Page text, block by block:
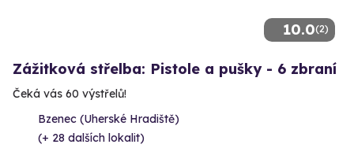
10.0(2)
Zážitková střelba: Pistole a pušky - 6 zbraní
Čeká vás 60 výstřelů!
Bzenec (Uherské Hradiště)
(+ 28 dalších lokalit)